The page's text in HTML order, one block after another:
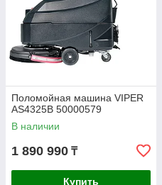
Поломойная машина VIPER
AS4325B 50000579
В наличии
1 890 990 ₸
Купить